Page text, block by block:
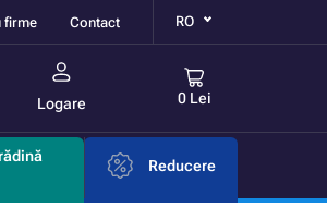
firme Contact RO
Logare 0 Lei
Reducere